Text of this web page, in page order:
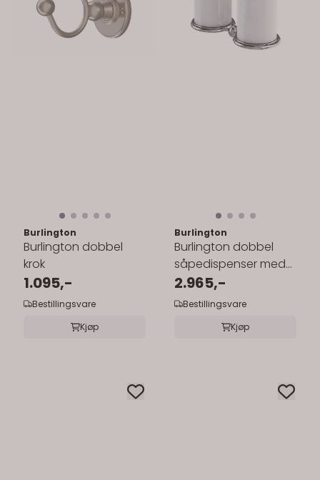
Burlington
Burlington dobbel
krok
1.095,-
Bestillingsvare
Kjøp
Burlington
Burlington dobbel
såpedispenser med
holder
2.965,-
Bestillingsvare
Kjøp